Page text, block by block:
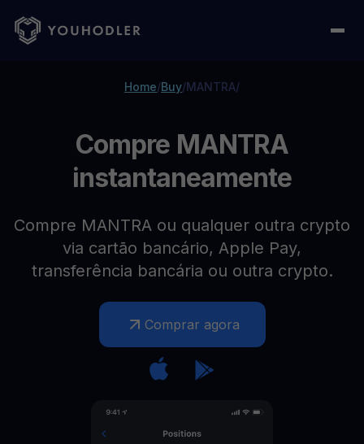
Home/Buy/MANTRA/
Compre MANTRA
instantaneamente
Compre MANTRA ou qualquer outra crypto
via cartão bancário, Apple Pay,
transferência bancária ou outra crypto.
Comprar agora